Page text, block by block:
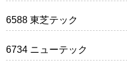
6588 東芝テック
6734 ニューテック